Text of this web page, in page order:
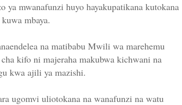
mwanafunzi huyo hayakupatikana kutokana
mbaya.
na matibabu Mwili wa marehemu
kifo ni majeraha makubwa kichwani na
kwa ajili ya mazishi.
ugomvi uliotokana na wanafunzi na watu